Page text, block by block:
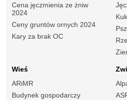
Cena jęczmienia ze żniw
2024
Ceny gruntów ornych 2024
Kary za brak OC
Wieś
ARiMR
Budynek gospodarczy